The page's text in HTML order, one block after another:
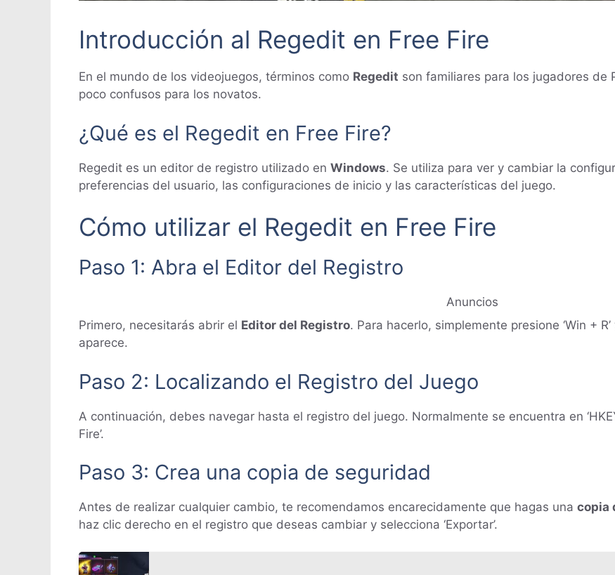
Introducción al Regedit en Free Fire
En el mundo de los videojuegos, términos como Regedit son familiares para los jugadores de
poco confusos para los novatos.
¿Qué es el Regedit en Free Fire?
Regedit es un editor de registro utilizado en Windows. Se utiliza para ver y cambiar la
preferencias del usuario, las configuraciones de inicio y las características del juego.
Cómo utilizar el Regedit en Free Fire
Paso 1: Abra el Editor del Registro
Anuncios
Primero, necesitarás abrir el Editor del Registro. Para hacerlo, simplemente presione ‘Win +
aparece.
Paso 2: Localizando el Registro del Juego
A continuación, debes navegar hasta el registro del juego. Normalmente se encuentra en
Fire’.
Paso 3: Crea una copia de seguridad
Antes de realizar cualquier cambio, te recomendamos encarecidamente que hagas una copia
haz clic derecho en el registro que deseas cambiar y selecciona ‘Exportar’.